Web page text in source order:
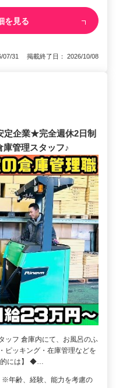
を見る
07/31 掲載終了日： 2026/10/08
定企業★完全週休2日制
管理スタッフ♪
ッフ 倉庫内にて、お風呂のふ
ピッキング・在庫管理などを
的には】 ◆…
年齢、経験、能力を考慮の